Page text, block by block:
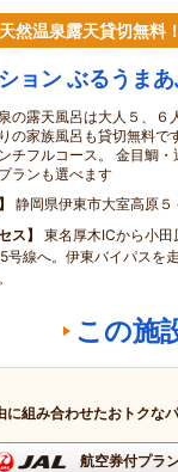
然温泉露天貸切無料
ョン ぶるうま
の露天風呂は大人５、６
の家族風呂も貸切無料で
チフルコース。 金目鯛
ランも選べます
静岡県伊東市大室高原５
ス
東名厚木ICから小
号線へ。伊東バイパスを
この施
に組み合わせたおトクな
航空券付プラ